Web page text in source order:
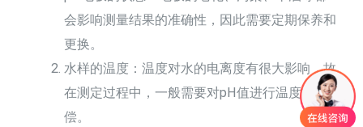
会影响测量结果的准确性，因此需要定期保养和
更换。
水样的温度：温度对水的电离度有很大影响，故
在测定过程中，一般需要对pH值进行温度补
偿。